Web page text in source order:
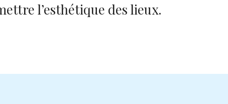
l’esthétique des lieux.